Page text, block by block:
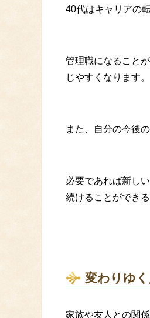
40代はキャリアの
管理職になること
じやすくなります。
また、自分の今後
必要であれば新し
続けることができる
変わりゆ
家族や友人との関